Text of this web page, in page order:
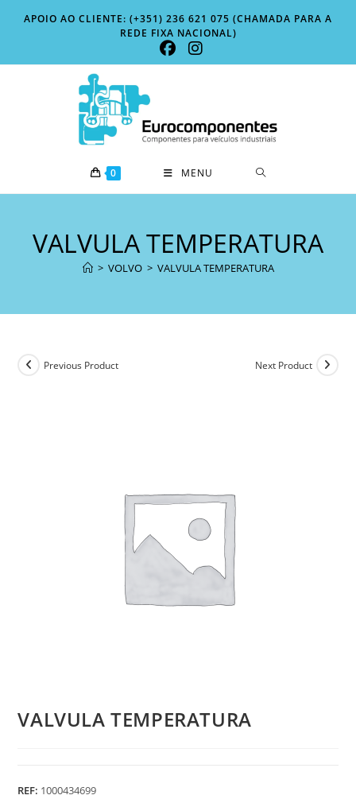
APOIO AO CLIENTE: (+351) 236 621 075 (CHAMADA PARA A
REDE FIXA NACIONAL)
0 MENU
VALVULA TEMPERATURA
> VOLVO > VALVULA TEMPERATURA
Previous Product Next Product
VALVULA TEMPERATURA
REF: 1000434699